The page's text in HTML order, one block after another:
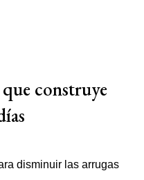
construye